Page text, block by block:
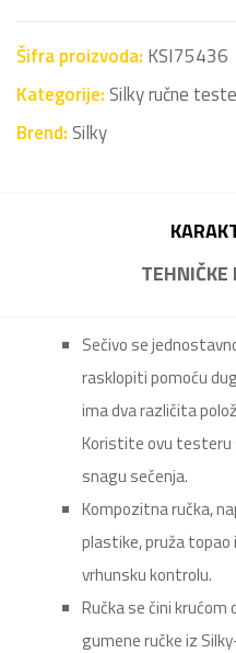
Šifra proizvoda: KSI75436
Kategorije:Silky ručne
Brend:Silky
TEHNIČKE
Sečivo se
rasklopiti pomoću
ima dva različita
Koristite ovu testeru
snagu sečenja.
Kompozitna ručka,
plastike, pruža topao
vrhunsku kontrolu.
Ručka se čini krućom
gumene ručke iz